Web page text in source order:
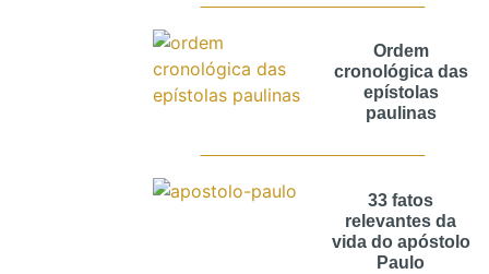
Ordem
cronológica das
epístolas
paulinas
33 fatos
relevantes da
vida do apóstolo
Paulo